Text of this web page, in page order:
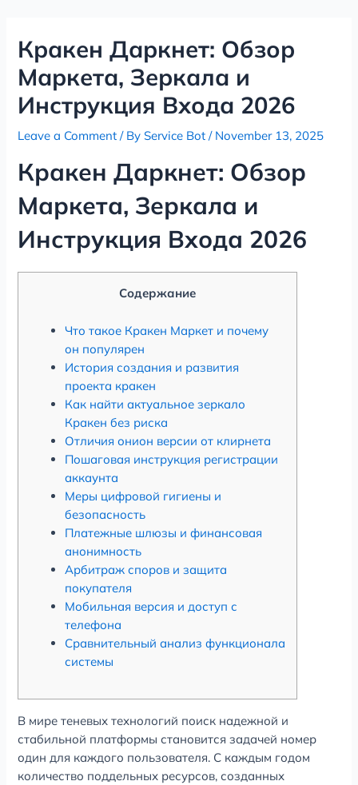
contentКракен Даркнет: Обзор
Маркета, Зеркала и
Инструкция Входа 2026
Leave a Comment / ByService Bot/ November 13, 2025
Кракен Даркнет: Обзор
Маркета, Зеркала и
Инструкция Входа 2026
Содержание
Что такое Кракен Маркет и почему
он популярен
История создания и развития
проекта кракен
Как найти актуальное зеркало
Кракен без риска
Отличия онион версии от клирнета
Пошаговая инструкция регистрации
аккаунта
Меры цифровой гигиены и
безопасность
Платежные шлюзы и финансовая
анонимность
Арбитраж споров и защита
покупателя
Мобильная версия и доступ с
телефона
Сравнительный анализ функционала
системы
В мире теневых технологий поиск надежной и
стабильной платформы становится задачей номер
один для каждого пользователя. С каждым годом
количество поддельных ресурсов, созданных